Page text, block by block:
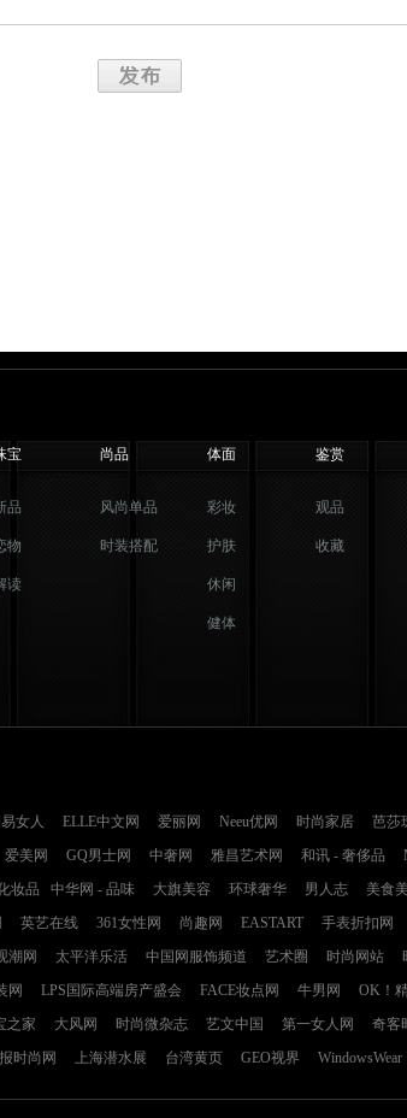
宝 尚品 体面 鉴赏
品
物
读
风尚单品
时装搭配
彩妆
护肤
休闲
健体
观品
收藏
女人 ELLE中文网 爱丽网 Neeu优网 时尚家居 芭莎
爱美网 GQ男士网 中奢网 雅昌艺术网 和讯 - 奢侈品
妆品 中华网 - 品味 大旗美容 环球奢华 男人志 美食
英艺在线 361女性网 尚趣网 EASTART 手表折扣网
潮网 太平洋乐活 中国网服饰频道 艺术圈 时尚网站
网 LPS国际高端房产盛会 FACE妆点网 牛男网 OK！
之家 大风网 时尚微杂志 艺文中国 第一女人网 奇客
时尚网 上海潜水展 台湾黄页 GEO视界 WindowsWear